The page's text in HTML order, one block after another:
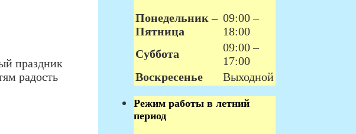
праздник
радость
Понедельник –
Пятница
09:00 –
18:00
Суббота
09:00 –
17:00
Воскресенье
Выходной
Режим работы в летний
период